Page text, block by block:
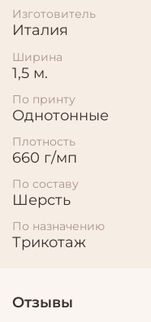
Изготовитель
Италия
Ширина
1,5 м.
По принту
Однотонные
Плотность
660 г/мп
По составу
Шерсть
По назначению
Трикотаж
Отзывы